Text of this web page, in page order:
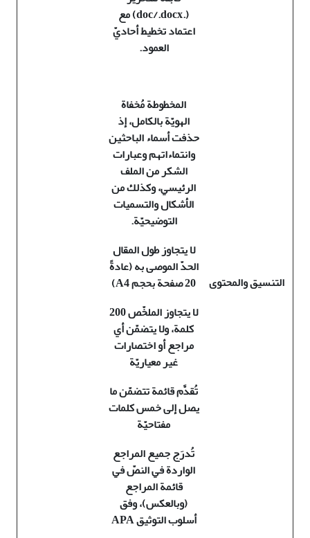
التنسيق والمحتوى
(.doc/.docx)
مع
اعتماد تخطيط أحاديّ
العمود.
المخطوطة مُخفاة
الهويّة بالكامل، إذ
حذفت أسماء الباحثين
وانتماءاتهم وعبارات
الشكر من الملف
الرئيسي، وكذلك من
الأشكال والتسميات
التوضيحيّة.
لا يتجاوز طول المقال
الحدّ الموصى به(عادةً
20 صفحة بحجم
)
لا يتجاوز الملخّص 200
كلمة، ولا يتضمّن أي
مراجع أو اختصارات
غير معياريّة
تُقدَّم قائمة تتضمّن ما
يصل إلى خمس كلمات
مفتاحيّة
تُدرَج جميع المراجع
الواردة في النصّ في
قائمة المراجع
(وبالعكس)، وفق
أسلوب التوثيقAPA